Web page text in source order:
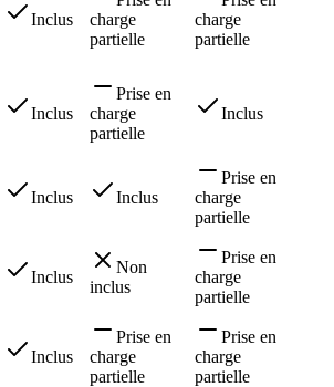
Inclus
charge
partielle
charge
partielle
Inclus
Prise en
charge
partielle
Inclus
Inclus Inclus
Prise en
charge
partielle
Inclus
Non
inclus
Prise en
charge
partielle
Inclus
Prise en
charge
partielle
Prise en
charge
partielle